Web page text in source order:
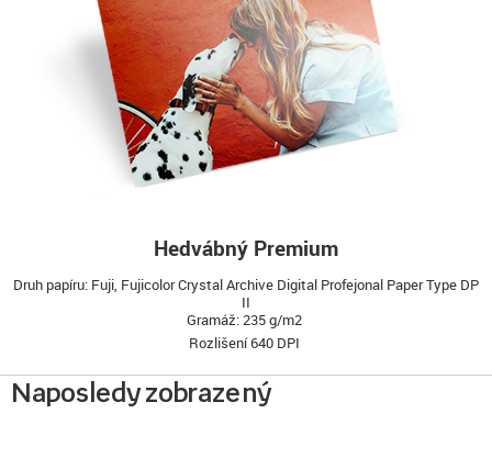
Hedvábný Premium
Druh papíru: Fuji, Fujicolor Crystal Archive Digital Profejonal Paper Type DP
II
Gramáž: 235 g/m2
Rozlišení 640 DPI
Naposledy zobrazený